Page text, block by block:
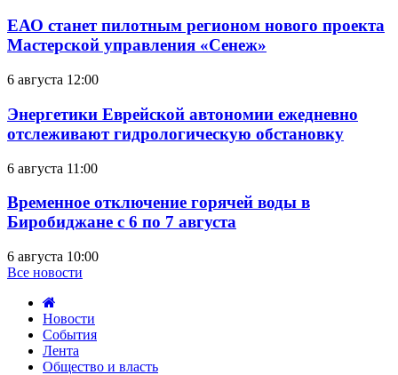
ЕАО станет пилотным регионом нового проекта
Мастерской управления «Сенеж»
6 августа 12:00
Энергетики Еврейской автономии ежедневно
отслеживают гидрологическую обстановку
6 августа 11:00
Временное отключение горячей воды в
Биробиджане с 6 по 7 августа
6 августа 10:00
Все новости
Новости
События
Лента
Общество и власть